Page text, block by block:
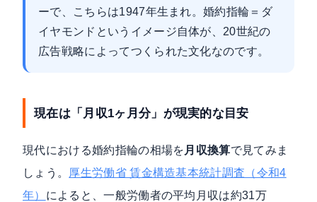
ーで、こちらは1947年生まれ。婚約指輪＝ダ
イヤモンドというイメージ自体が、20世紀の
広告戦略によってつくられた文化なのです。
現在は「月収1ヶ月分」が現実的な目安
現代における婚約指輪の相場を 月収換算で見てみま
しょう。
厚生労働省 賃金構造基本統計調査（令和4
年） によると、一般労働者の平均月収は約31万